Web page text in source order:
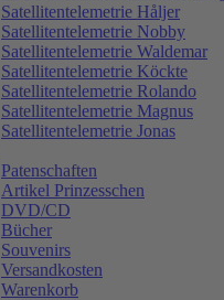
Satellitentelemetrie Håljer
Satellitentelemetrie Nobby
Satellitentelemetrie Waldemar
Satellitentelemetrie Köckte
Satellitentelemetrie Rolando
Satellitentelemetrie Magnus
Satellitentelemetrie Jonas
Patenschaften
Artikel Prinzesschen
DVD/CD
Bücher
Souvenirs
Versandkosten
Warenkorb